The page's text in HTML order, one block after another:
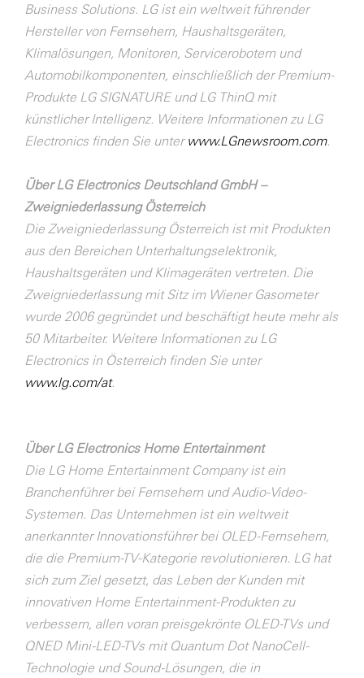
Business Solutions. LG ist ein weltweit führender
Hersteller von Fernsehern, Haushaltsgeräten,
Klimalösungen, Monitoren, Servicerobotern und
Automobilkomponenten, einschließlich der Premium-
Produkte LG SIGNATURE und LG ThinQ mit
künstlicher Intelligenz. Weitere Informationen zu LG
Electronics finden Sie unter www.LGnewsroom.com.
Über LG Electronics Deutschland GmbH –
Zweigniederlassung Österreich
Die Zweigniederlassung Österreich ist mit Produkten
aus den Bereichen Unterhaltungselektronik,
Haushaltsgeräten und Klimageräten vertreten. Die
Zweigniederlassung mit Sitz im Wiener Gasometer
wurde 2006 gegründet und beschäftigt heute mehr als
50 Mitarbeiter. Weitere Informationen zu LG
Electronics in Österreich finden Sie unter
www.lg.com/at.
Über LG Electronics Home Entertainment
Die LG Home Entertainment Company ist ein
Branchenführer bei Fernsehern und Audio-Video-
Systemen. Das Unternehmen ist ein weltweit
anerkannter Innovationsführer bei OLED-Fernsehern,
die die Premium-TV-Kategorie revolutionieren. LG hat
sich zum Ziel gesetzt, das Leben der Kunden mit
innovativen Home Entertainment-Produkten zu
verbessern, allen voran preisgekrönte OLED-TVs und
QNED Mini-LED-TVs mit Quantum Dot NanoCell-
Technologie und Sound-Lösungen, die in